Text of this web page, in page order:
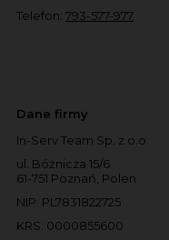
Telefon: 793-577-977
Dane firmy
In-Serv Team Sp. z o.o.
ul. Bóżnicza 15/6
61-751 Poznań, Polen
NIP: PL7831822725
KRS: 0000855600